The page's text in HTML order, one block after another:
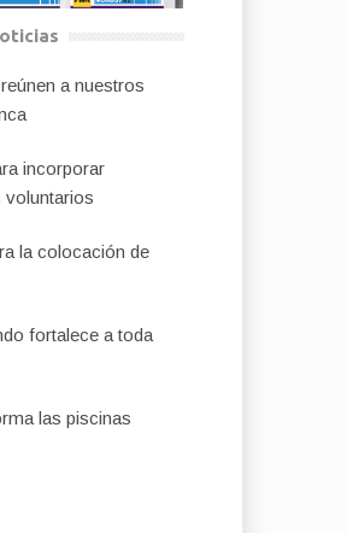
a nuestros
incorporar
voluntarios
la colocación de
fortalece a toda
las piscinas